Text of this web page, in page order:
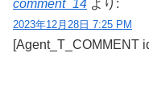
comment_14 より:
2023年12月28日 7:25 PM
[Agent_T_COMMENT